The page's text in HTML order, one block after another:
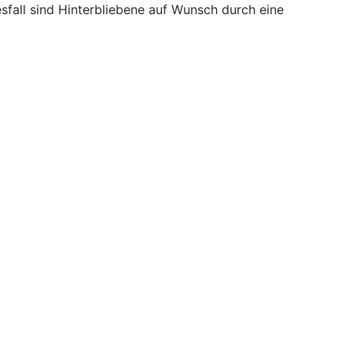
sind Hinterbliebene auf Wunsch durch eine